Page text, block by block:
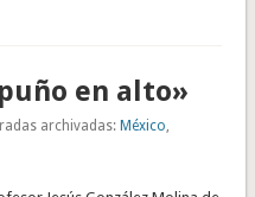
en alto»
archivadas:México